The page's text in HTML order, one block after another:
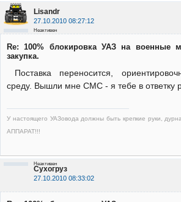
Lisandr
27.10.2010 08:27:12
Неактивен
Re: 100% блокировка УАЗ на военные
закупка.
Поставка переносится,
среду. Вышли мне СМС - я тебе в ответку
У настоящего УАЗовода должны быть крепкие руки,
АППАРАТ!!!
Сухогруз
27.10.2010 08:33:02
Неактивен